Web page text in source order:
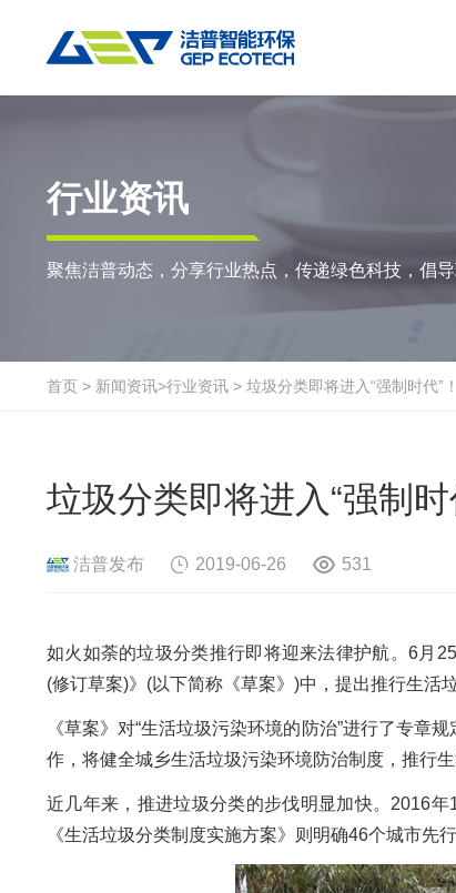
双轴撕碎机
单轴撕碎机
液压粗碎机
环锤式粉碎机
鼓式粉碎机
通用型粉碎机
RDF/SRF燃料制备系统
大件垃圾资源化系统
生物质资源化系统
危险废物资源化系统
陈腐垃圾
风电叶片
废桶
废旧电路板
行业资讯
聚焦洁普动态，分享行业热点，传递绿色科技，倡
首页 > 新闻资讯>行业资讯 > 垃圾分类即将进入“强制时代”！
垃圾分类即将进入“强制时
洁普发布 2019-06-26 531
如火如荼的垃圾分类推行即将迎来法律护航。6月
(修订草案)》(以下简称《草案》)中，提出推行生活
《草案》对“生活垃圾污染环境的防治”进行了专章
作，将健全城乡生活垃圾污染环境防治制度，推行
近几年来，推进垃圾分类的步伐明显加快。2016
《生活垃圾分类制度实施方案》则明确46个城市先